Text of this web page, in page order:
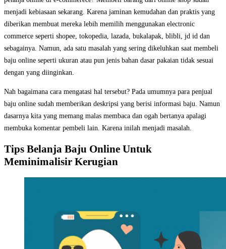
menjadi kebiasaan sekarang. Karena jaminan kemudahan dan praktis yang
diberikan membuat mereka lebih memilih menggunakan electronic
commerce seperti shopee, tokopedia, lazada, bukalapak, blibli, jd id dan
sebagainya. Namun, ada satu masalah yang sering dikeluhkan saat membeli
baju online seperti ukuran atau pun jenis bahan dasar pakaian tidak sesuai
dengan yang diinginkan.
Nah bagaimana cara mengatasi hal tersebut? Pada umumnya para penjual
baju online sudah memberikan deskripsi yang berisi informasi baju. Namun
dasarnya kita yang memang malas membaca dan ogah bertanya apalagi
membuka komentar pembeli lain. Karena inilah menjadi masalah.
Tips Belanja Baju Online Untuk
Meminimalisir Kerugian